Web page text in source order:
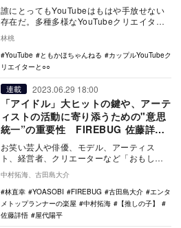
誰にとってもYouTubeはもはや手放せない
存在だ。多種多様なYouTubeクリエイター
に…
林桃
YouTube
ともかほちゃんねる
カップルYouTubeク
リエイターと○○
連載 2023.06.29 18:00
「アイドル」大ヒットの鍵や、アーテ
ィストの活動に寄り添うための"意思
統一”の重要性 FIREBUG 佐藤詳悟
×YOASOBI プロデューサー屋代陽平
対談
お笑い芸人や俳優、モデル、アーティス
ト、経営者、クリエーターなど「おもしろ
い人＝タレント」の才能を拡張させる“タレ
ントエンパワー…
中村拓海、古田島大介
林直幸
YOASOBI FIREBUG 古田島大介
エンタ
メトップランナーの楽屋
中村拓海
【推しの子】
佐藤詳悟
屋代陽平